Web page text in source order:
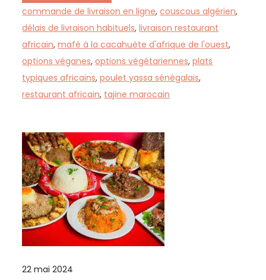
commande de livraison en ligne,couscous algérien,
délais de livraison habituels,livraison restaurant
africain,mafé à la cacahuète d'afrique de l'ouest,
options véganes,options végétariennes,plats
typiques africains,poulet yassa sénégalais,
restaurant africain, tajine marocain
22 mai 2024